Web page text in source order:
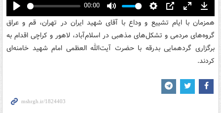
Play
00:00
Mute Settings
PIP Enter
fullscreen
همزمان با ایام تشییع و وداع با آقای شهید ایران در تهران، قم و عراق
گروه‌های مردمی و تشکل‌های مذهبی در اسلام‌آباد، لاهور و کراچی اقدام به
برگزاری گردهمایی بدرقه با حضرت آیت‌الله العظمی امام شهید خامنه‌ای
کردند.